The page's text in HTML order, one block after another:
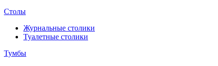
Столы
Журнальные столики
Туалетные столики
Тумбы